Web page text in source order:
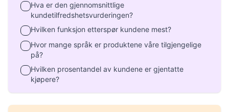
Hva er den gjennomsnittlige
kundetilfredshetsvurderingen?
Hvilken funksjon etterspør kundene mest?
Hvor mange språk er produktene våre tilgjengelige
på?
Hvilken prosentandel av kundene er gjentatte
kjøpere?